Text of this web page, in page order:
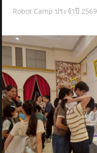
Robot Camp ประจำปี 2569